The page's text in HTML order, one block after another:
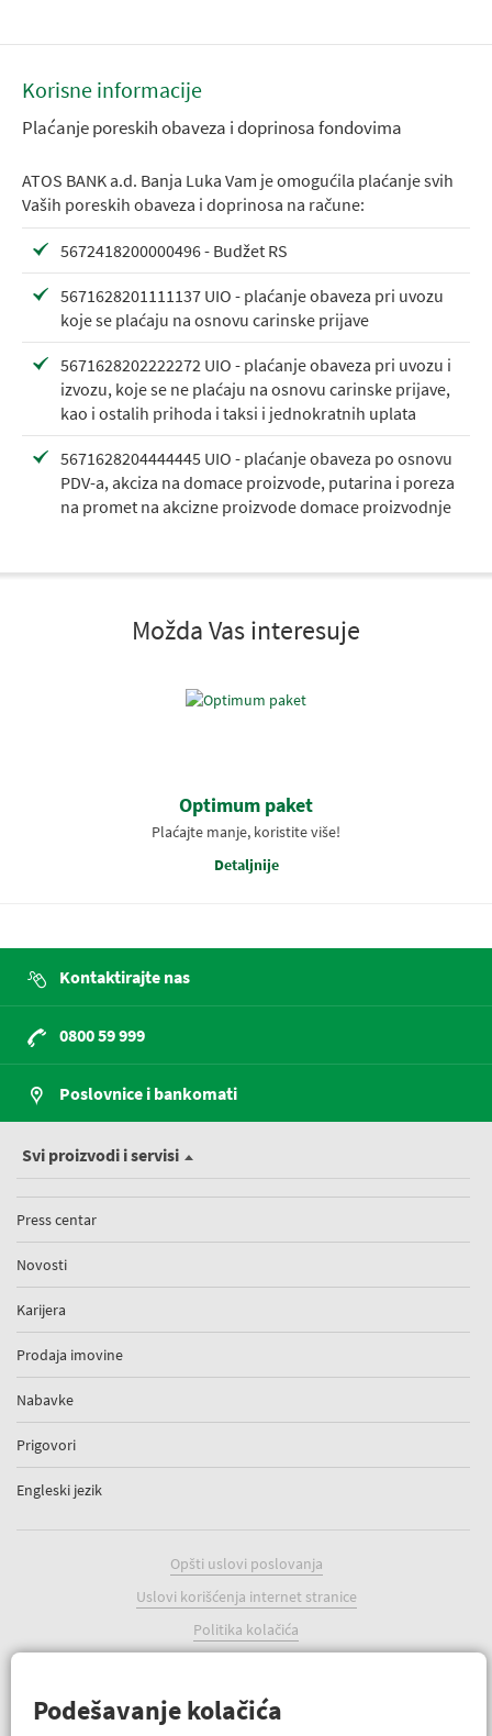
Korisne informacije
Plaćanje poreskih obaveza i doprinosa fondovima
ATOS BANK a.d. Banja Luka Vam je omogućila plaćanje svih
Vaših poreskih obaveza i doprinosa na račune:
5672418200000496 - Budžet RS
5671628201111137 UIO - plaćanje obaveza pri uvozu
koje se plaćaju na osnovu carinske prijave
5671628202222272 UIO - plaćanje obaveza pri uvozu i
izvozu, koje se ne plaćaju na osnovu carinske prijave,
kao i ostalih prihoda i taksi i jednokratnih uplata
5671628204444445 UIO - plaćanje obaveza po osnovu
PDV-a, akciza na domace proizvode, putarina i poreza
na promet na akcizne proizvode domace proizvodnje
Možda Vas interesuje
Optimum paket
Plaćajte manje, koristite više!
Detaljnije
Kontaktirajte nas
0800 59 999
Poslovnice i bankomati
Svi proizvodi i servisi
Press centar
Novosti
Karijera
Prodaja imovine
Nabavke
Prigovori
Engleski jezik
Opšti uslovi poslovanja
Uslovi korišćenja internet stranice
Politika kolačića
Podešavanje kolačića